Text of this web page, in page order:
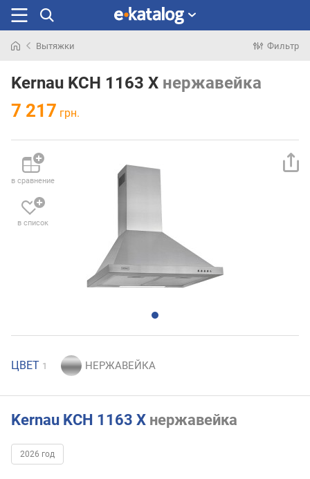
раньше
Вытяжки Фильтр
Kernau KCH 1163 X нержавейка
7 217 грн.
в сравнение
в список
ЦВЕТ 1
Kernau KCH 1163 X нержавейка
2026 год